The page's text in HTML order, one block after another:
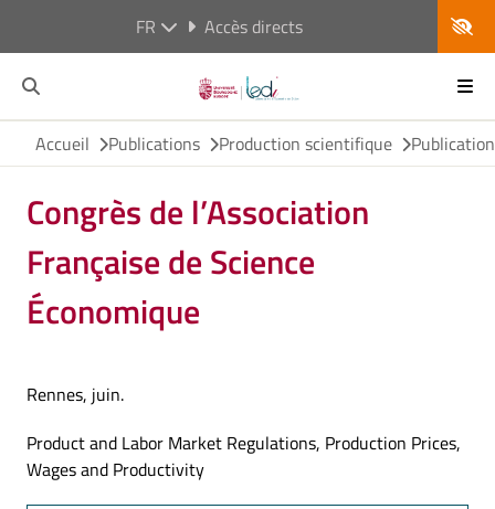
FR Accès directs
Accueil Publications Production scientifique
Congrès de l’Association
Française de Science
Économique
Rennes, juin.
Product and Labor Market Regulations, Production Prices,
Wages and Productivity